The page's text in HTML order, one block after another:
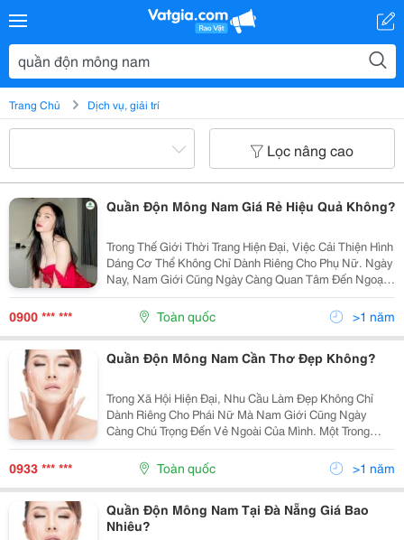
Trang Chủ Dịch vụ, giải trí
Lọc nâng cao
Quần Độn Mông Nam Giá Rẻ Hiệu Quả Không?
Trong Thế Giới Thời Trang Hiện Đại, Việc Cải Thiện Hình
Dáng Cơ Thể Không Chỉ Dành Riêng Cho Phụ Nữ. Ngày
Nay, Nam Giới Cũng Ngày Càng Quan Tâm Đến Ngoại
Hình Của Mình, Đặc Biệt Là Vùng Mông. Quần Độn
Mông Nam Đã Trở Thành Một Phụ Kiện Phổ Biến,
0900 *** *** Toàn quốc >1 năm
Quần Độn Mông Nam Cần Thơ Đẹp Không?
Trong Xã Hội Hiện Đại, Nhu Cầu Làm Đẹp Không Chỉ
Dành Riêng Cho Phái Nữ Mà Nam Giới Cũng Ngày
Càng Chú Trọng Đến Vẻ Ngoài Của Mình. Một Trong
Những Sản Phẩm Đang Được Phái Mạnh Yêu Thích Và
Tìm Kiếm Nhiều Là Quần Độn Mông Nam Cần Thơ . Đây
Là Giải...
0933 *** *** Toàn quốc >1 năm
Quần Độn Mông Nam Tại Đà Nẵng Giá Bao
Nhiêu?